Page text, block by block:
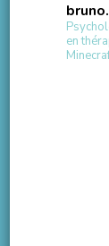
en